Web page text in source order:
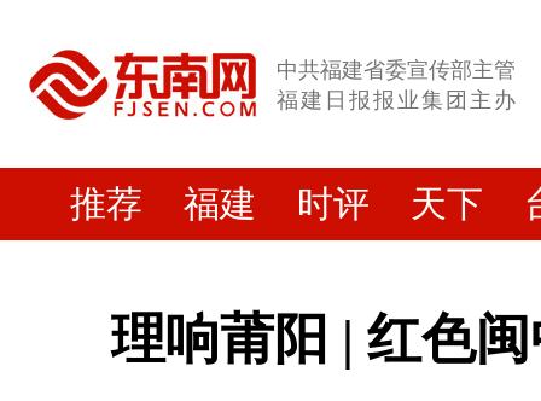
中共福建省委宣传部主管
福建日报报业集团主办
推荐 福建 时评 天下
理响莆阳 | 红色